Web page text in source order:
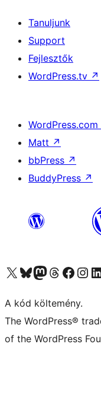
Tanuljunk
Support
Fejlesztők
WordPress.tv ↗
WordPress.com
Matt ↗
bbPress ↗
BuddyPress ↗
Visit our X (formerly Twitter) account
Visit our Bluesky account
TwitterVisit our Threads account
Facebook
Visit our
A kód költemény.
The WordPress®
of the WordPress